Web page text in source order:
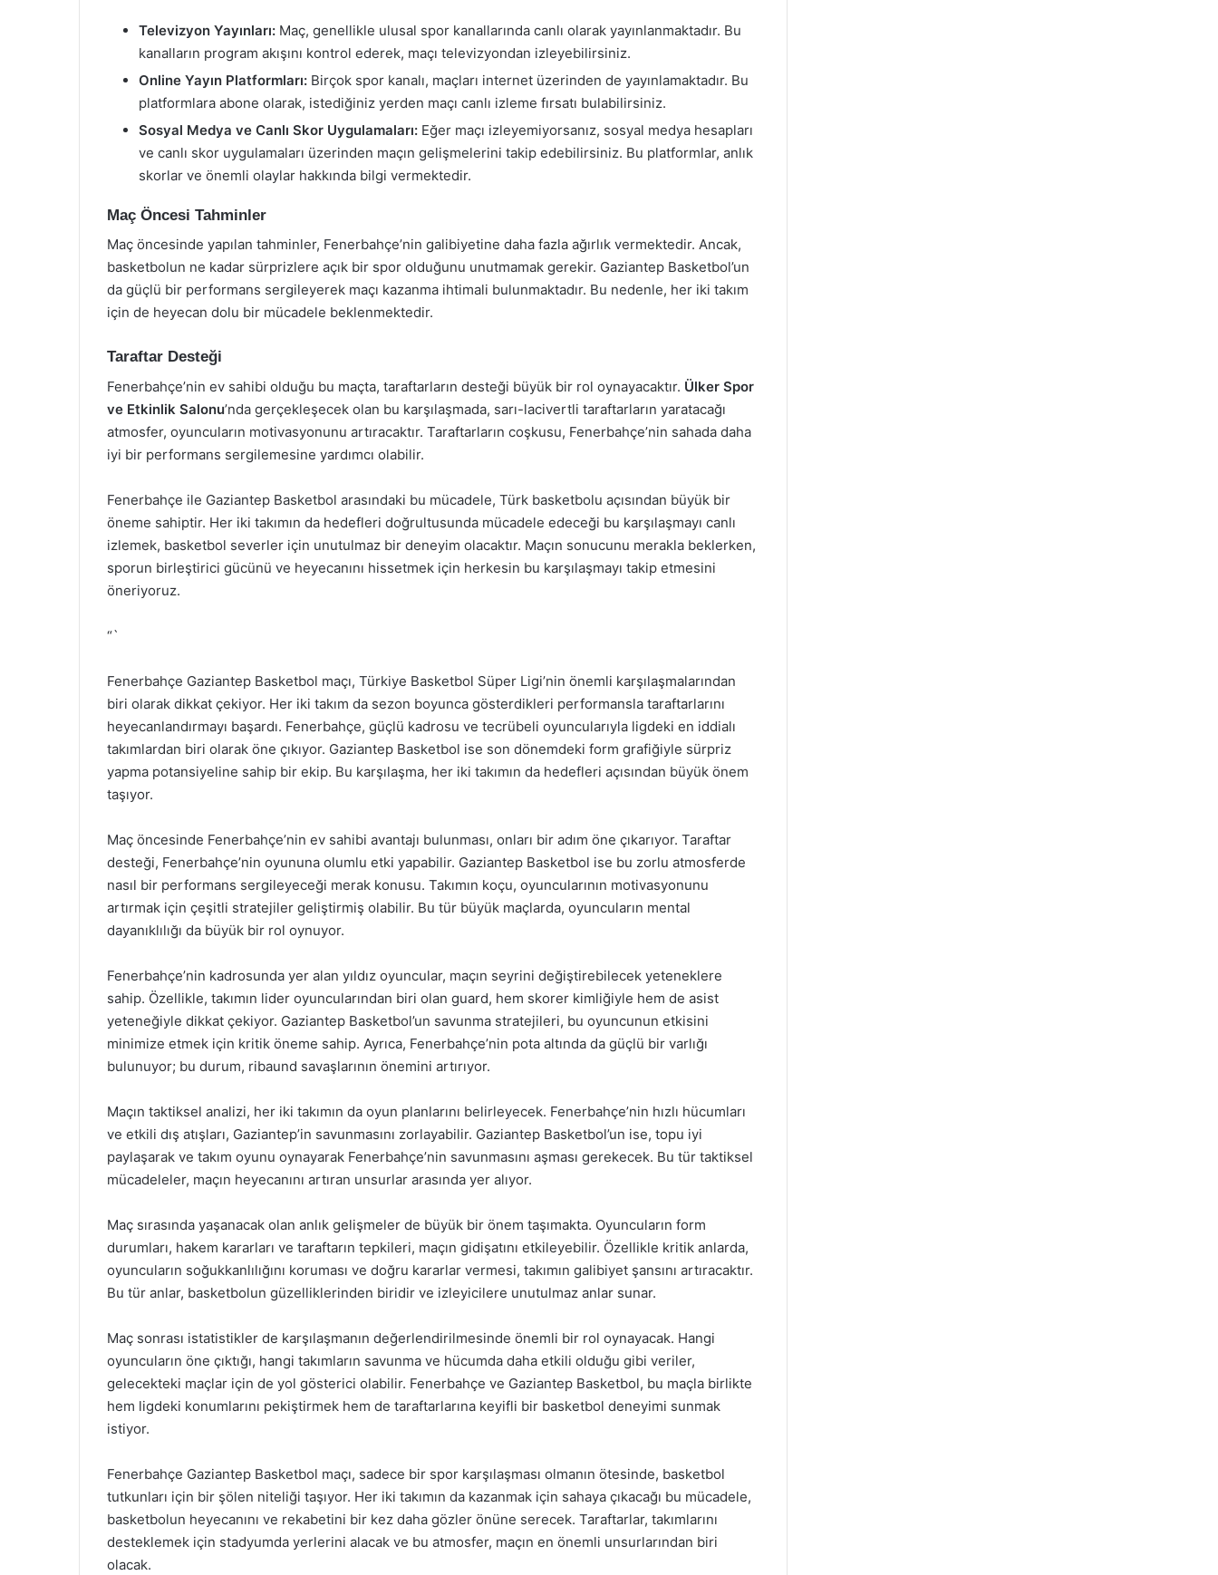
Televizyon Yayınları: Maç, genellikle ulusal spor kanallarında canlı olarak yayınlanmaktadır. Bu
kanalların program akışını kontrol ederek, maçı televizyondan izleyebilirsiniz.
Online Yayın Platformları: Birçok spor kanalı, maçları internet üzerinden de yayınlamaktadır. Bu
platformlara abone olarak, istediğiniz yerden maçı canlı izleme fırsatı bulabilirsiniz.
Sosyal Medya ve Canlı Skor Uygulamaları: Eğer maçı izleyemiyorsanız, sosyal medya hesapları
ve canlı skor uygulamaları üzerinden maçın gelişmelerini takip edebilirsiniz. Bu platformlar, anlık
skorlar ve önemli olaylar hakkında bilgi vermektedir.
Maç Öncesi Tahminler
Maç öncesinde yapılan tahminler, Fenerbahçe’nin galibiyetine daha fazla ağırlık vermektedir. Ancak,
basketbolun ne kadar sürprizlere açık bir spor olduğunu unutmamak gerekir. Gaziantep Basketbol’un
da güçlü bir performans sergileyerek maçı kazanma ihtimali bulunmaktadır. Bu nedenle, her iki takım
için de heyecan dolu bir mücadele beklenmektedir.
Taraftar Desteği
Fenerbahçe’nin ev sahibi olduğu bu maçta, taraftarların desteği büyük bir rol oynayacaktır. Ülker Spor
ve Etkinlik Salonu’nda gerçekleşecek olan bu karşılaşmada, sarı-lacivertli taraftarların yaratacağı
atmosfer, oyuncuların motivasyonunu artıracaktır. Taraftarların coşkusu, Fenerbahçe’nin sahada daha
iyi bir performans sergilemesine yardımcı olabilir.
Fenerbahçe ile Gaziantep Basketbol arasındaki bu mücadele, Türk basketbolu açısından büyük bir
öneme sahiptir. Her iki takımın da hedefleri doğrultusunda mücadele edeceği bu karşılaşmayı canlı
izlemek, basketbol severler için unutulmaz bir deneyim olacaktır. Maçın sonucunu merakla beklerken,
sporun birleştirici gücünü ve heyecanını hissetmek için herkesin bu karşılaşmayı takip etmesini
öneriyoruz.
“`
Fenerbahçe Gaziantep Basketbol maçı, Türkiye Basketbol Süper Ligi’nin önemli karşılaşmalarından
biri olarak dikkat çekiyor. Her iki takım da sezon boyunca gösterdikleri performansla taraftarlarını
heyecanlandırmayı başardı. Fenerbahçe, güçlü kadrosu ve tecrübeli oyuncularıyla ligdeki en iddialı
takımlardan biri olarak öne çıkıyor. Gaziantep Basketbol ise son dönemdeki form grafiğiyle sürpriz
yapma potansiyeline sahip bir ekip. Bu karşılaşma, her iki takımın da hedefleri açısından büyük önem
taşıyor.
Maç öncesinde Fenerbahçe’nin ev sahibi avantajı bulunması, onları bir adım öne çıkarıyor. Taraftar
desteği, Fenerbahçe’nin oyununa olumlu etki yapabilir. Gaziantep Basketbol ise bu zorlu atmosferde
nasıl bir performans sergileyeceği merak konusu. Takımın koçu, oyuncularının motivasyonunu
artırmak için çeşitli stratejiler geliştirmiş olabilir. Bu tür büyük maçlarda, oyuncuların mental
dayanıklılığı da büyük bir rol oynuyor.
Fenerbahçe’nin kadrosunda yer alan yıldız oyuncular, maçın seyrini değiştirebilecek yeteneklere
sahip. Özellikle, takımın lider oyuncularından biri olan guard, hem skorer kimliğiyle hem de asist
yeteneğiyle dikkat çekiyor. Gaziantep Basketbol’un savunma stratejileri, bu oyuncunun etkisini
minimize etmek için kritik öneme sahip. Ayrıca, Fenerbahçe’nin pota altında da güçlü bir varlığı
bulunuyor; bu durum, ribaund savaşlarının önemini artırıyor.
Maçın taktiksel analizi, her iki takımın da oyun planlarını belirleyecek. Fenerbahçe’nin hızlı hücumları
ve etkili dış atışları, Gaziantep’in savunmasını zorlayabilir. Gaziantep Basketbol’un ise, topu iyi
paylaşarak ve takım oyunu oynayarak Fenerbahçe’nin savunmasını aşması gerekecek. Bu tür taktiksel
mücadeleler, maçın heyecanını artıran unsurlar arasında yer alıyor.
Maç sırasında yaşanacak olan anlık gelişmeler de büyük bir önem taşımakta. Oyuncuların form
durumları, hakem kararları ve taraftarın tepkileri, maçın gidişatını etkileyebilir. Özellikle kritik anlarda,
oyuncuların soğukkanlılığını koruması ve doğru kararlar vermesi, takımın galibiyet şansını artıracaktır.
Bu tür anlar, basketbolun güzelliklerinden biridir ve izleyicilere unutulmaz anlar sunar.
Maç sonrası istatistikler de karşılaşmanın değerlendirilmesinde önemli bir rol oynayacak. Hangi
oyuncuların öne çıktığı, hangi takımların savunma ve hücumda daha etkili olduğu gibi veriler,
gelecekteki maçlar için de yol gösterici olabilir. Fenerbahçe ve Gaziantep Basketbol, bu maçla birlikte
hem ligdeki konumlarını pekiştirmek hem de taraftarlarına keyifli bir basketbol deneyimi sunmak
istiyor.
Fenerbahçe Gaziantep Basketbol maçı, sadece bir spor karşılaşması olmanın ötesinde, basketbol
tutkunları için bir şölen niteliği taşıyor. Her iki takımın da kazanmak için sahaya çıkacağı bu mücadele,
basketbolun heyecanını ve rekabetini bir kez daha gözler önüne serecek. Taraftarlar, takımlarını
desteklemek için stadyumda yerlerini alacak ve bu atmosfer, maçın en önemli unsurlarından biri
olacak.